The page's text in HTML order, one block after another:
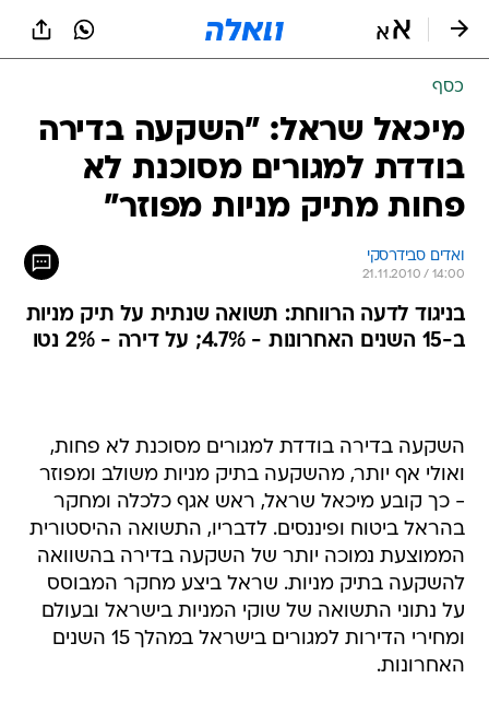
כסף
מיכאל שראל: "השקעה בדירה
בודדת למגורים מסוכנת לא
פחות מתיק מניות מפוזר"
ואדים סבידרסקי
21.11.2010 / 14:00
בניגוד לדעה הרווחת: תשואה שנתית על תיק מניות
ב-15 השנים האחרונות - 4.7%; על דירה - 2% נטו
השקעה בדירה בודדת למגורים מסוכנת לא פחות,
ואולי אף יותר, מהשקעה בתיק מניות משולב ומפוזר
- כך קובע מיכאל שראל, ראש אגף כלכלה ומחקר
בהראל ביטוח ופיננסים. לדבריו, התשואה ההיסטורית
הממוצעת נמוכה יותר של השקעה בדירה בהשוואה
להשקעה בתיק מניות. שראל ביצע מחקר המבוסס
על נתוני התשואה של שוקי המניות בישראל ובעולם
ומחירי הדירות למגורים בישראל במהלך 15 השנים
האחרונות.